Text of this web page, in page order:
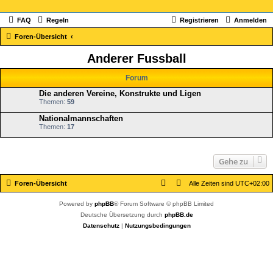
FAQ Regeln Anmelden
Registrieren
Foren-Übersicht
Anderer Fussball
Forum
Die anderen Vereine, Konstrukte und Ligen
Themen: 59
Nationalmannschaften
Themen: 17
Gehe zu
Foren-Übersicht Alle Zeiten sind UTC+02:00
Powered by phpBB® Forum Software © phpBB Limited
Deutsche Übersetzung durch phpBB.de
Datenschutz| Nutzungsbedingungen